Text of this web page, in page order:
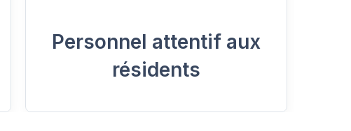
Personnel attentif aux
résidents